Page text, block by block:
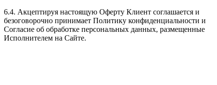
6.4. Акцептируя настоящую Оферту Клиент соглашается и
безоговорочно принимает Политику конфиденциальности и
Согласие об обработке персональных данных, размещенные
Исполнителем на Сайте.